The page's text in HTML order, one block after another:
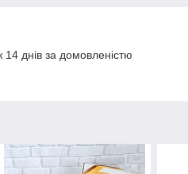
днів за домовленістю